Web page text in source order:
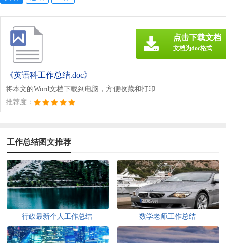
《英语科工作总结.doc》
将本文的Word文档下载到电脑，方便收藏和打印
推荐度：
点击下载文档
文档为doc格式
工作总结图文推荐
行政最新个人工作总结 数学老师工作总结